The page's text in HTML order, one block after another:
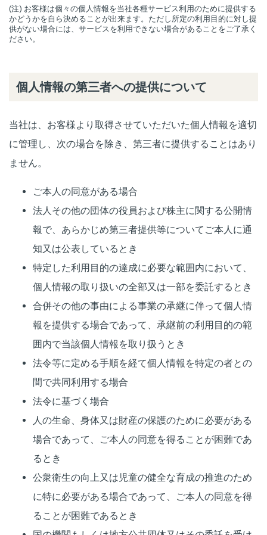
(注) お客様は個々の個人情報を当社各種サービス利用のために提供する
かどうかを自ら決めることが出来ます。ただし所定の利用目的に対し提
供がない場合には、サービスを利用できない場合があることをご了承く
ださい。
個人情報の第三者への提供について
当社は、お客様より取得させていただいた個人情報を適切
に管理し、次の場合を除き、第三者に提供することはあり
ません。
ご本人の同意がある場合
法人その他の団体の役員および株主に関する公開情
報で、あらかじめ第三者提供等についてご本人に通
知又は公表しているとき
特定した利用目的の達成に必要な範囲内において、
個人情報の取り扱いの全部又は一部を委託するとき
合併その他の事由による事業の承継に伴って個人情
報を提供する場合であって、承継前の利用目的の範
囲内で当該個人情報を取り扱うとき
法令等に定める手順を経て個人情報を特定の者との
間で共同利用する場合
法令に基づく場合
人の生命、身体又は財産の保護のために必要がある
場合であって、ご本人の同意を得ることが困難であ
るとき
公衆衛生の向上又は児童の健全な育成の推進のため
に特に必要がある場合であって、ご本人の同意を得
ることが困難であるとき